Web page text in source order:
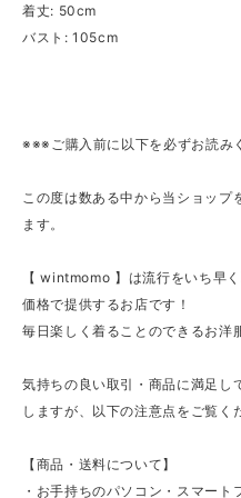
着丈: 50cm
バスト: 105cm
※※※ご購入前に以下を必ずお読み
この度は数ある中から当ショッ
ます。
【 wintmomo 】は流行をいち早
価格で提供するお店です！
毎日楽しく着ることのできるお洋
気持ちの良い取引・商品に満足し
しますが、以下の注意点をご覧く
【商品・送料について】
・お手持ちのパソコン・スマー